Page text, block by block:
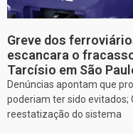
Greve dos
escancara o
Tarcísio em São
Denúncias apontam que
poderiam ter sido evitados;
reestatização do sistema